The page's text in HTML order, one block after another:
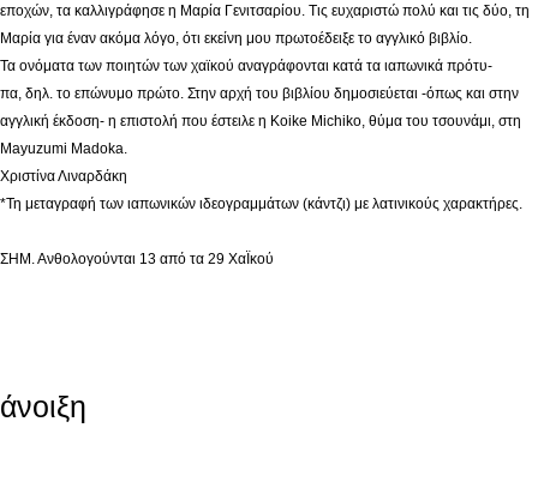
εποχών, τα καλλιγράφησε η Μαρία Γενιτσαρίου. Τις ευχαριστώ πολύ και τις δύο, τη
Μαρία για έναν ακόμα λόγο, ότι εκείνη μου πρωτοέδειξε το αγγλικό βιβλίο.
Τα ονόματα των ποιητών των χαϊκού αναγράφονται κατά τα ιαπωνικά πρότυ-
πα, δηλ. το επώνυμο πρώτο. Στην αρχή του βιβλίου δημοσιεύεται -όπως και στην
αγγλική έκδοση- η επιστολή που έστειλε η Koike Michiko, θύμα του τσουνάμι, στη
Mayuzumi Madoka.
Χριστίνα Λιναρδάκη
*Τη μεταγραφή των ιαπωνικών ιδεογραμμάτων (κάντζι) με λατινικούς χαρακτήρες.
ΣΗΜ. Ανθολογούνται 13 από τα 29 ΧαΪκού
άνοιξη